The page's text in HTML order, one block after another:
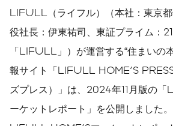
LIFULL（ライフル）（本社：東京
役社長：伊東祐司、東証プライム：
「LIFULL」）が運営する“住まいの
報サイト「LIFULL HOME'S
ズプレス）」は、2024年11月版の
ーケットレポート」を公開しました。